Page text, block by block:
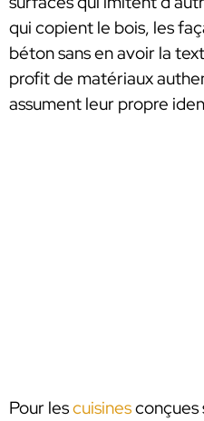
qui copient le bois, les
béton sans en avoir la
profit de matériaux
assument leur propre
Pour lescuisinesconçues